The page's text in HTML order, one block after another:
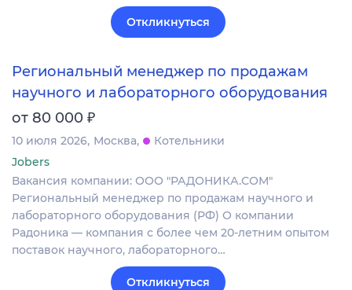
Откликнуться
Региональный менеджер по продажам
научного и лабораторного оборудования
от 80 000 ₽
10 июля 2026 Москва
Котельники
Jobers
Вакансия компании: ООО "РАДОНИКА.СОМ"
Региональный менеджер по продажам научного и
лабораторного оборудования (РФ) О компании
Радоника — компания с более чем 20-летним опытом
поставок научного, лабораторного…
Откликнуться